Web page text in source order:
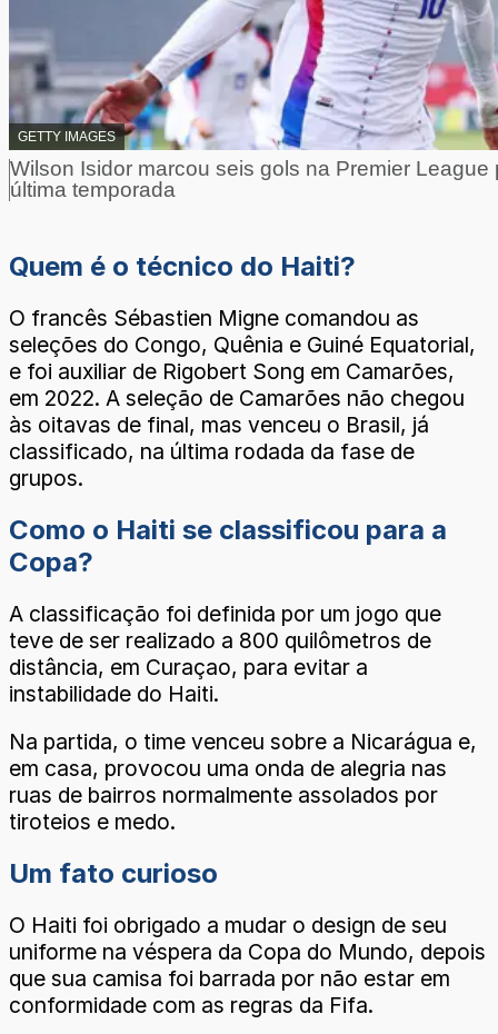
CRÉDITO,
GETTY IMAGES
Legenda da foto,
Wilson Isidor marcou seis gols na Premier
última temporada
Quem é o técnico do Haiti?
O francês Sébastien Migne comandou as
seleções do Congo, Quênia e Guiné Equatorial,
e foi auxiliar de Rigobert Song em Camarões,
em 2022. A seleção de Camarões não chegou
às oitavas de final, mas venceu o Brasil, já
classificado, na última rodada da fase de
grupos.
Como o Haiti se classificou para a
Copa?
A classificação foi definida por um jogo que
teve de ser realizado a 800 quilômetros de
distância, em Curaçao, para evitar a
instabilidade do Haiti.
Na partida, o time venceu sobre a Nicarágua e,
em casa, provocou uma onda de alegria nas
ruas de bairros normalmente assolados por
tiroteios e medo.
Um fato curioso
O Haiti foi obrigado a mudar o design de seu
uniforme na véspera da Copa do Mundo, depois
que sua camisa foi barrada por não estar em
conformidade com as regras da Fifa.